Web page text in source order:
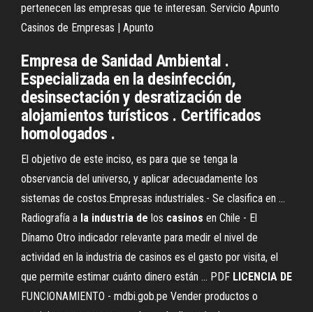
pertenecen las empresas que te interesan. Servicio Apunto
Casinos de Empresas | Apunto
Empresa de Sanidad Ambiental .
Especializada en la desinfección,
desinsectación y desratización de
alojamientos turísticos . Certificados
homologados .
El objetivo de este inciso, es para que se tenga la
observancia del universo, y aplicar adecuadamente los
sistemas de costos.Empresas industriales.- Se clasifica en ...
Radiografía a la industria de los casinos en Chile - El
Dínamo Otro indicador relevante para medir el nivel de
actividad en la industria de casinos es el gasto por visita, el
que permite estimar cuánto dinero están ... PDF LICENCIA DE
FUNCIONAMIENTO - mdbi.gob.pe Vender productos o